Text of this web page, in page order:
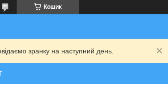
Кошик
зранку на наступний день.